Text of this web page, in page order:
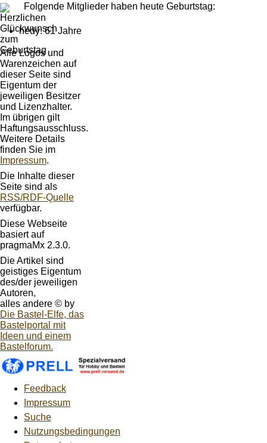
Folgende Mitglieder haben heute Geburtstag:
hedy: 61 Jahre
Alle Logos und
Warenzeichen auf
dieser Seite sind
Eigentum der
jeweiligen Besitzer
und Lizenzhalter.
Im übrigen gilt
Haftungsausschluss.
Weitere Details
finden Sie im
Impressum.
Die Inhalte dieser
Seite sind als
RSS/RDF-Quelle
verfügbar.
Diese Webseite
basiert auf
pragmaMx 2.3.0.
Die Artikel sind
geistiges Eigentum
des/der jeweiligen
Autoren,
alles andere © by
Die Bastel-Elfe, das
Bastelportal mit
Ideen und einem
Bastelforum.
Feedback
Impressum
Suche
Nutzungsbedingungen